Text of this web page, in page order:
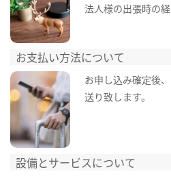
法人様の出張時の
お支払い方法について
お申し込み確定後
送り致します。
設備とサービスについて